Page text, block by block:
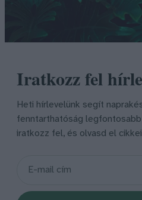
Iratkozz fel
Heti hírlevelünk segít
fenntarthatóság
iratkozz fel, és olvasd el